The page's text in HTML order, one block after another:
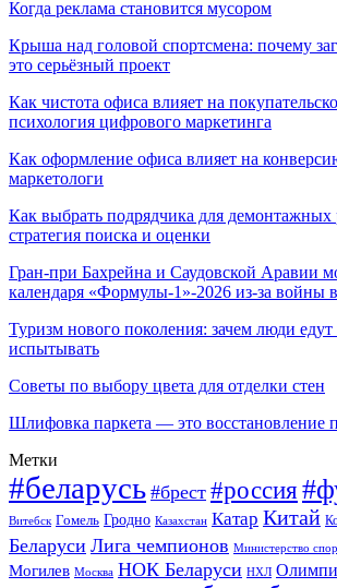
Когда реклама становится мусором
Крыша над головой спортсмена: почему
это серьёзный проект
Как чистота офиса влияет на
психология цифрового маркетинга
Как оформление офиса влияет на
маркетологи
Как выбрать подрядчика для демонтажных
стратегия поиска и оценки
Гран-при Бахрейна и Саудовской Аравии
календаря «Формулы-1»-2026 из-за войны
Туризм нового поколения: зачем люди едут
испытывать
Советы по выбору цвета для отделки стен
Шлифовка паркета — это восстановление
Метки
#беларусь #брест #россия
Витебск Гомель Гродно Казахстан Катар Китай
Беларуси Лига чемпионов Министерство
Могилев Москва НОК Беларуси НХЛ